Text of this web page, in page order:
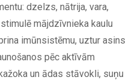
dzelzs, nātrija, vara,
mājdzīvnieka kaulu
imūnsistēmu, uztur asins
pēc aktīvām
un ādas stāvokli, suņu